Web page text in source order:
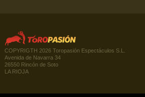
COPYRIGTH 2026 Toropasión Espectáculos S.L.
Avenida de Navarra 34
26550 Rincón de Soto
LA RIOJA